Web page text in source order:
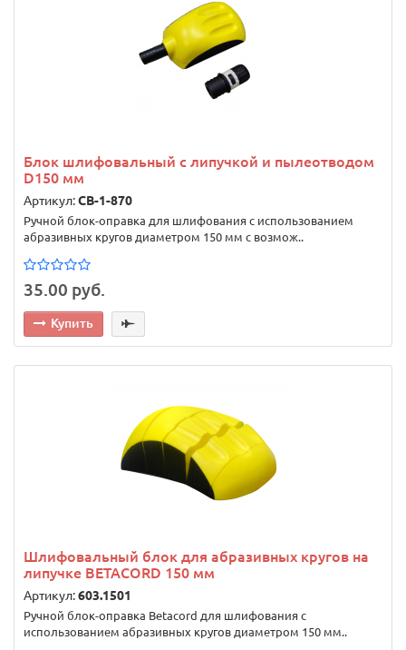
Блок шлифовальный с липучкой и пылеотводом
D150 мм
Артикул:CB-1-870
Ручной блок-оправка для шлифования с использованием
абразивных кругов диаметром 150 мм с возмож..
35.00 руб.
Купить
Шлифовальный блок для абразивных кругов на
липучке BETACORD 150 мм
Артикул:603.1501
Ручной блок-оправка Betacord для шлифования с
использованием абразивных кругов диаметром 150 мм..